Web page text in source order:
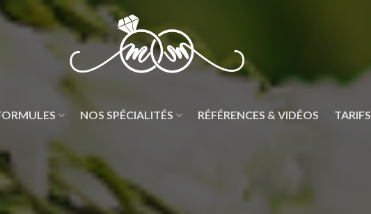
NOS SPÉCIALITÉS RÉFÉRENCES & VIDÉOS TARIFS